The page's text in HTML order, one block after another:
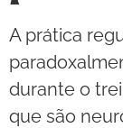
A prática
durante o
que são